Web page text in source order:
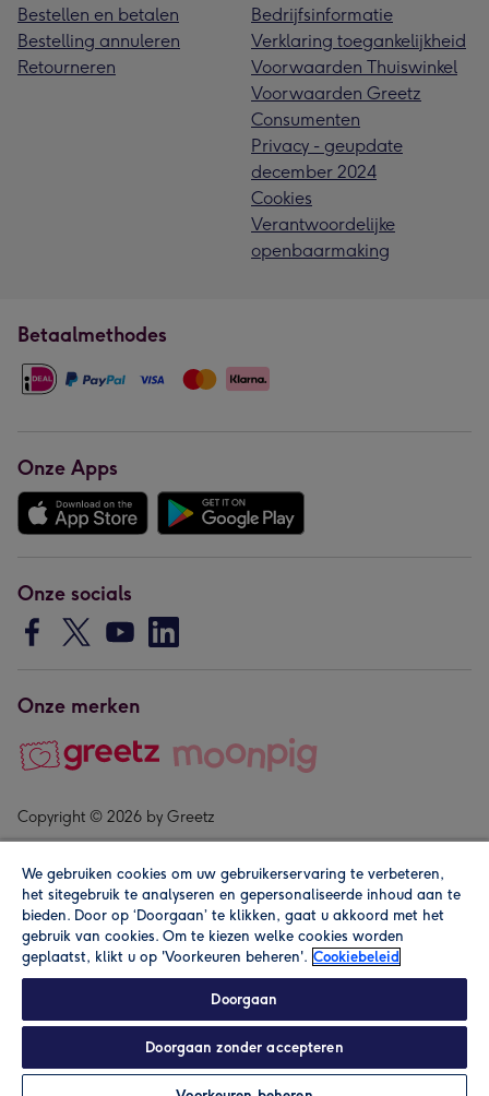
Personaliseren
Bestellen en betalen
Bestelling annuleren
Retourneren
Bedrijfsinformatie
Verklaring toegankelijkheid
Voorwaarden Thuiswinkel
Voorwaarden Greetz
Consumenten
Privacy - geupdate
december 2024
Cookies
Verantwoordelijke
openbaarmaking
Betaalmethodes
Onze Apps
Onze socials
Onze merken
Copyright © 2026 by Greetz
Alle prijzen zijn inclusief btw en andere heffingen. Lees de
We gebruiken cookies om uw gebruikerservaring te verbeteren,
het sitegebruik te analyseren en gepersonaliseerde inhoud aan te
bieden. Door op ‘Doorgaan’ te klikken, gaat u akkoord met het
gebruik van cookies. Om te kiezen welke cookies worden
geplaatst, klikt u op 'Voorkeuren beheren'. Cookiebeleid
Doorgaan
Doorgaan zonder accepteren